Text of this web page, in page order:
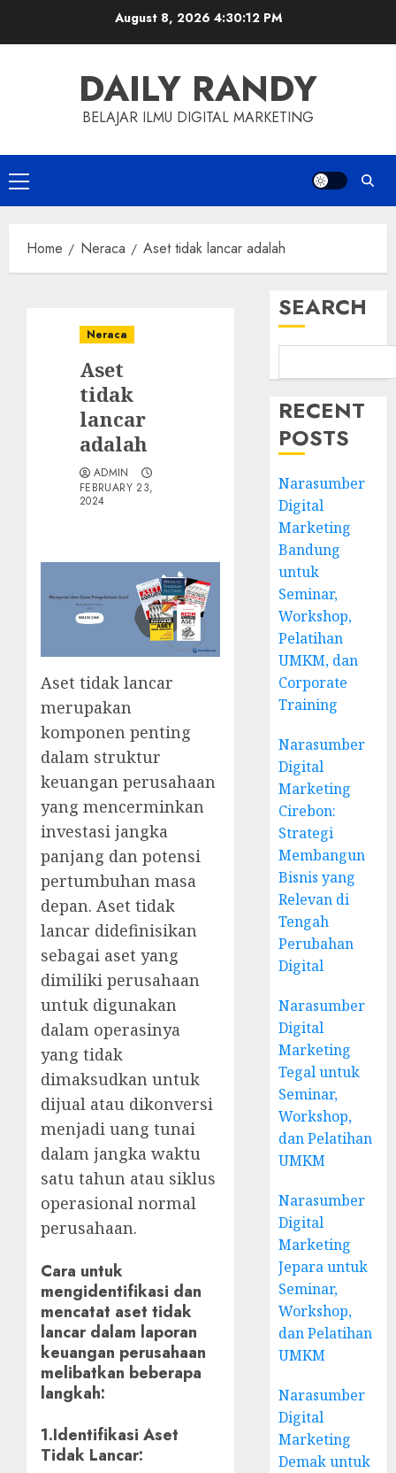
August 8, 2026 4:30:13 PM
DAILY RANDY
BELAJAR ILMU DIGITAL MARKETING
Primary
Menu
Home Neraca Aset tidak lancar adalah
Neraca
Aset
tidak
lancar
adalah
ADMIN
FEBRUARY 23,
2024
Aset tidak lancar
merupakan
komponen penting
dalam struktur
keuangan perusahaan
yang mencerminkan
investasi jangka
panjang dan potensi
pertumbuhan masa
depan. Aset tidak
lancar didefinisikan
sebagai aset yang
dimiliki perusahaan
untuk digunakan
dalam operasinya
yang tidak
dimaksudkan untuk
dijual atau dikonversi
menjadi uang tunai
dalam jangka waktu
satu tahun atau siklus
operasional normal
perusahaan.
Cara untuk
mengidentifikasi dan
mencatat aset tidak
lancar dalam laporan
keuangan perusahaan
melibatkan beberapa
langkah:
1.Identifikasi Aset
Tidak Lancar:
SEARCH
RECENT
POSTS
Narasumber
Digital
Marketing
Bandung
untuk
Seminar,
Workshop,
Pelatihan
UMKM, dan
Corporate
Training
Narasumber
Digital
Marketing
Cirebon:
Strategi
Membangun
Bisnis yang
Relevan di
Tengah
Perubahan
Digital
Narasumber
Digital
Marketing
Tegal untuk
Seminar,
Workshop,
dan Pelatihan
UMKM
Narasumber
Digital
Marketing
Jepara untuk
Seminar,
Workshop,
dan Pelatihan
UMKM
Narasumber
Digital
Marketing
Demak untuk